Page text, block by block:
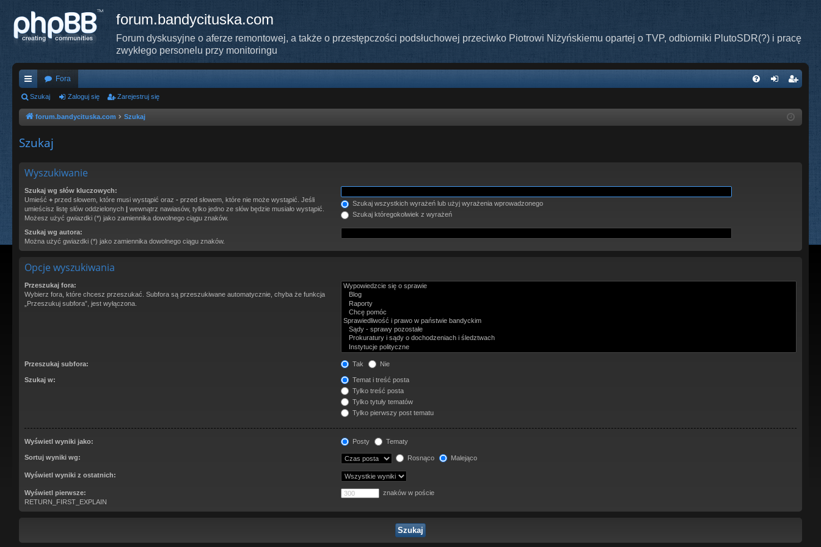
forum.bandycituska.com
Forum dyskusyjne o aferze remontowej, a także o przestępczości podsłuchowej przeciwko Piotrowi Niżyńskiemu opartej o TVP, odbiorniki PlutoSDR(?) i pracę
zwykłego personelu przy monitoringu
ię
ce
Fora
ej
Szukaj Zaloguj się Zarejestruj się
forum.bandycituska.com Szukaj
Szukaj
Wyszukiwanie
Szukaj wg słów kluczowych:
Umieść + przed słowem, które musi wystąpić oraz - przed słowem, które nie może wystąpić. Jeśli
umieścisz listę słów oddzielonych | wewnątrz nawiasów, tylko jedno ze słów będzie musiało wystąpić.
Możesz użyć gwiazdki (*) jako zamiennika dowolnego ciągu znaków.
Szukaj wszystkich wyrażeń lub użyj wyrażenia wprowadzonego
Szukaj któregokolwiek z wyrażeń
Szukaj wg autora:
Można użyć gwiazdki (*) jako zamiennika dowolnego ciągu znaków.
Opcje wyszukiwania
Przeszukaj fora:
Wybierz fora, które chcesz przeszukać. Subfora są przeszukiwane automatycznie, chyba że funkcja
„Przeszukuj subfora”, jest wyłączona.
Przeszukaj subfora: Tak Nie
Szukaj w:
Temat i treść posta
Tylko treść posta
Tylko tytuły tematów
Tylko pierwszy post tematu
Wyświetl wyniki jako: Posty Tematy
Sortuj wyniki wg: Rosnąco Malejąco
Wyświetl wyniki z ostatnich:
Wyświetl pierwsze:
RETURN_FIRST_EXPLAIN
znaków w poście